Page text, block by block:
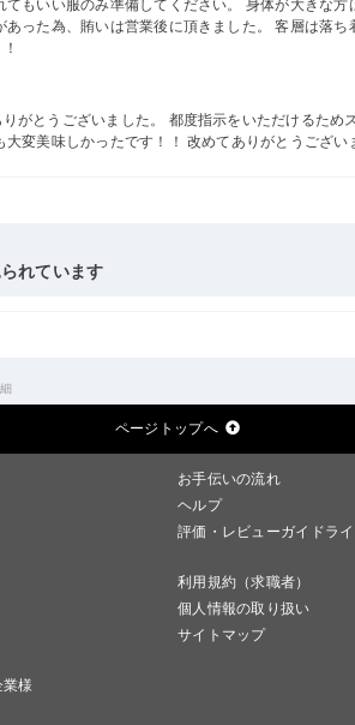
てもいい服のみ準備してください。 身体が大きな
あった為、賄いは営業後に頂きました。 客層は落ち
がとうございました。 都度指示をいただけるため
大変美味しかったです！！ 改めてありがとうござい
れています
ページトップへ
お手伝いの流れ
ヘルプ
評価・レビューガイドラ
利用規約（求職者）
個人情報の取り扱い
サイトマップ
様